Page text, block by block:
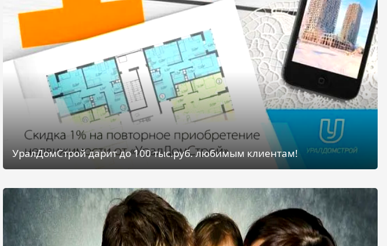
УралДомСтрой дарит до 100 тыс.руб. любимым клиентам!